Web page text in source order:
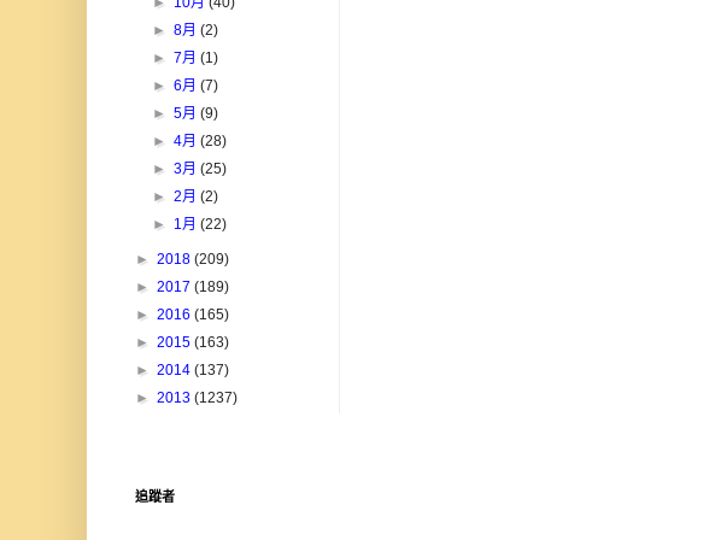
►8月(2)
►7月(1)
►6月(7)
►5月(9)
►4月(28)
►3月(25)
►2月(2)
► 1月(22)
► 2018 (209)
► 2017 (189)
► 2016 (165)
► 2015 (163)
► 2014 (137)
► 2013 (1237)
追蹤者